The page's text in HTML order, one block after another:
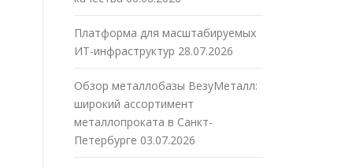
Платформа для масштабируемых
ИТ-инфраструктур 28.07.2026
Обзор металлобазы ВезуМеталл:
широкий ассортимент
металлопроката в Санкт-
Петербурге 03.07.2026